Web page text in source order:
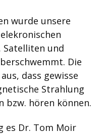
wurde unsere
Satelliten und
Die
dass gewisse
Strahlung
bzw. hören können.
es Dr. Tom Moir